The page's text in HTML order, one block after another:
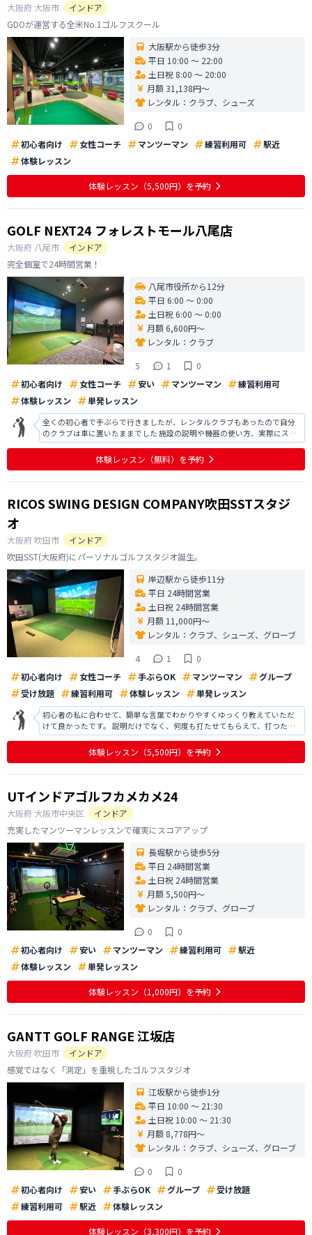
大阪府 大阪市
インドア
GDOが運営する全米No.1ゴルフスクール
大阪駅から徒歩3分
平日 10:00 〜 22:00
土日祝 8:00 〜 20:00
月額 31,138円〜
レンタル： クラブ、シューズ
0
0
初心者向け
女性コーチ マンツーマン 練習利用可
駅近
体験レッスン
体験レッスン （5,500円） を予約
GOLF NEXT24 フォレストモール八尾店
大阪府 八尾市
インドア
完全個室で24時間営業！
八尾市役所から12分
平日 6:00 〜 0:00
土日祝 6:00 〜 0:00
月額 6,600円〜
レンタル： クラブ
5
1
0
初心者向け
女性コーチ 安い マンツーマン
練習利用可
体験レッスン
単発レッスン
全くの初心者で手ぶらで行きましたが、レンタルクラブもあったので自分
のクラブは車に置いたままでした 施設の説明や機器の使い方、実際にスイ
ングしてからの分析やアドバイスを分かりやすく丁寧に教えていただきま
した シュミレーションゴルフも興味もりました 入会した際の特典や系列店
も利用できるとのことなので入会
体験レッスン （無料） を予約
RICOS SWING DESIGN COMPANY吹田SSTスタジ
オ
大阪府 吹田市
インドア
吹田SST(大阪府)にパーソナルゴルフスタジオ誕生。
岸辺駅から徒歩11分
平日 24時間営業
土日祝 24時間営業
月額 11,000円〜
レンタル： クラブ、シューズ、グローブ
4
1
0
初心者向け
女性コーチ 手ぶらOK マンツーマン
グループ
受け放題
練習利用可 体験レッスン 単発レッスン
初心者の私に合わせて、簡単な言葉でわかりやすくゆっくり教えていただ
けて良かったです。 説明だけでなく、何度も打たせてもらえて、打つたび
にフォームを修正してもらえて、何度も来れば上達できそうだなと思えま
した。 個室で教えてもらったんですが、個室に入る時に自主練習されてい
る方々にジロジロ見られたのが少し
体験レッスン （5,500円） を予約
UTインドアゴルフカメカメ24
大阪府 大阪市中央区
インドア
充実したマンツーマンレッスンで確実にスコアアップ
長堀駅から徒歩5分
平日 24時間営業
土日祝 24時間営業
月額 5,500円〜
レンタル： クラブ、グローブ
0
0
初心者向け
安い マンツーマン 練習利用可
駅近
体験レッスン
単発レッスン
体験レッスン （1,000円） を予約
GANTT GOLF RANGE 江坂店
大阪府 吹田市
インドア
感覚ではなく「測定」を重視したゴルフスタジオ
江坂駅から徒歩1分
平日 10:00 〜 21:30
土日祝 10:00 〜 21:30
月額 8,778円〜
レンタル： クラブ、シューズ、グローブ
0
0
初心者向け
安い 手ぶらOK グループ
受け放題
練習利用可
駅近 体験レッスン
体験レッスン （3,300円） を予約